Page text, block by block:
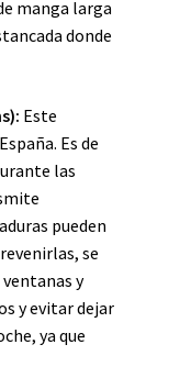
manga larga
donde
): Este
Es de
las
pueden
se
y
y evitar dejar
ya que